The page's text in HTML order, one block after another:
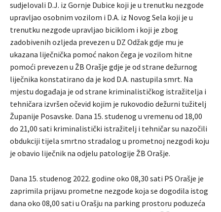
sudjelovali D.J. iz Gornje Dubice koji je u trenutku nezgode
upravljao osobnim vozilom i D.A. iz Novog Sela koji je u
trenutku nezgode upravljao biciklom i koji je zbog
zadobivenih ozljeda prevezen u DZ Odžak gdje mu je
ukazana liječnička pomoć nakon čega je vozilom hitne
pomoći prevezen u ŽB Orašje gdje je od strane dežurnog
liječnika konstatirano da je kod D.A. nastupila smrt. Na
mjestu događaja je od strane kriminalističkog istražitelja i
tehničara izvršen očevid kojim je rukovodio dežurni tužitelj
Županije Posavske. Dana 15. studenog u vremenu od 18,00
do 21,00 sati kriminalistički istražitelj i tehničar su nazočili
obdukciji tijela smrtno stradalog u prometnoj nezgodi koju
je obavio liječnik na odjelu patologije ŽB Orašje.
Dana 15. studenog 2022. godine oko 08,30 sati PS Orašje je
zaprimila prijavu prometne nezgode koja se dogodila istog
dana oko 08,00 sati u Orašju na parking prostoru poduzeća